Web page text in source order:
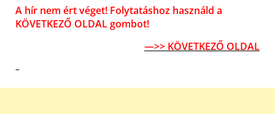
A hír nem ért véget! Folytatáshoz használd a
KÖVETKEZŐ OLDAL gombot!
—>> KÖVETKEZŐ OLDAL
–